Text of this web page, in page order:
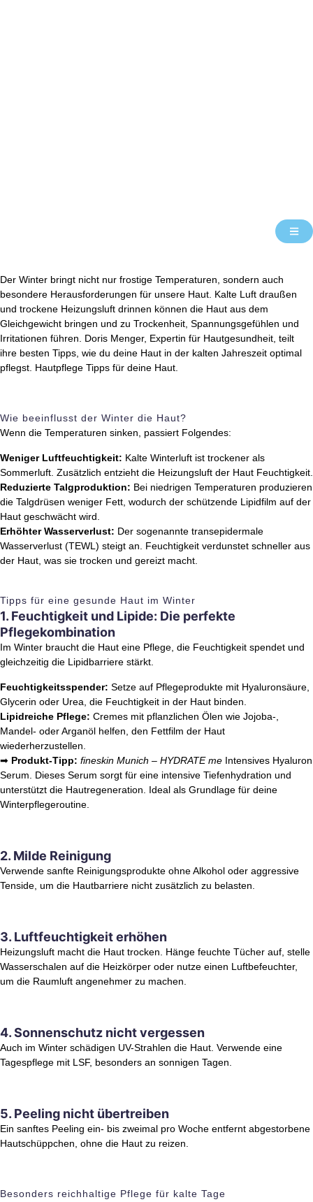
Der Winter bringt nicht nur frostige Temperaturen, sondern auch
besondere Herausforderungen für unsere Haut. Kalte Luft draußen
und trockene Heizungsluft drinnen können die Haut aus dem
Gleichgewicht bringen und zu Trockenheit, Spannungsgefühlen und
Irritationen führen. Doris Menger, Expertin für Hautgesundheit, teilt
ihre besten Tipps, wie du deine Haut in der kalten Jahreszeit optimal
pflegst. Hautpflege Tipps für deine Haut.
Wie beeinflusst der Winter die Haut?
Wenn die Temperaturen sinken, passiert Folgendes:
Weniger Luftfeuchtigkeit: Kalte Winterluft ist trockener als
Sommerluft. Zusätzlich entzieht die Heizungsluft der Haut Feuchtigkeit.
Reduzierte Talgproduktion: Bei niedrigen Temperaturen produzieren
die Talgdrüsen weniger Fett, wodurch der schützende Lipidfilm auf der
Haut geschwächt wird.
Erhöhter Wasserverlust: Der sogenannte transepidermale
Wasserverlust (TEWL) steigt an. Feuchtigkeit verdunstet schneller aus
der Haut, was sie trocken und gereizt macht.
Tipps für eine gesunde Haut im Winter
1. Feuchtigkeit und Lipide: Die perfekte
Pflegekombination
Im Winter braucht die Haut eine Pflege, die Feuchtigkeit spendet und
gleichzeitig die Lipidbarriere stärkt.
Feuchtigkeitsspender: Setze auf Pflegeprodukte mit Hyaluronsäure,
Glycerin oder Urea, die Feuchtigkeit in der Haut binden.
Lipidreiche Pflege: Cremes mit pflanzlichen Ölen wie Jojoba-,
Mandel- oder Arganöl helfen, den Fettfilm der Haut
wiederherzustellen.
➡ Produkt-Tipp: fineskin Munich – HYDRATE me Intensives Hyaluron
Serum. Dieses Serum sorgt für eine intensive Tiefenhydration und
unterstützt die Hautregeneration. Ideal als Grundlage für deine
Winterpflegeroutine.
2. Milde Reinigung
Verwende sanfte Reinigungsprodukte ohne Alkohol oder aggressive
Tenside, um die Hautbarriere nicht zusätzlich zu belasten.
3. Luftfeuchtigkeit erhöhen
Heizungsluft macht die Haut trocken. Hänge feuchte Tücher auf, stelle
Wasserschalen auf die Heizkörper oder nutze einen Luftbefeuchter,
um die Raumluft angenehmer zu machen.
4. Sonnenschutz nicht vergessen
Auch im Winter schädigen UV-Strahlen die Haut. Verwende eine
Tagespflege mit LSF, besonders an sonnigen Tagen.
5. Peeling nicht übertreiben
Ein sanftes Peeling ein- bis zweimal pro Woche entfernt abgestorbene
Hautschüppchen, ohne die Haut zu reizen.
Besonders reichhaltige Pflege für kalte Tage